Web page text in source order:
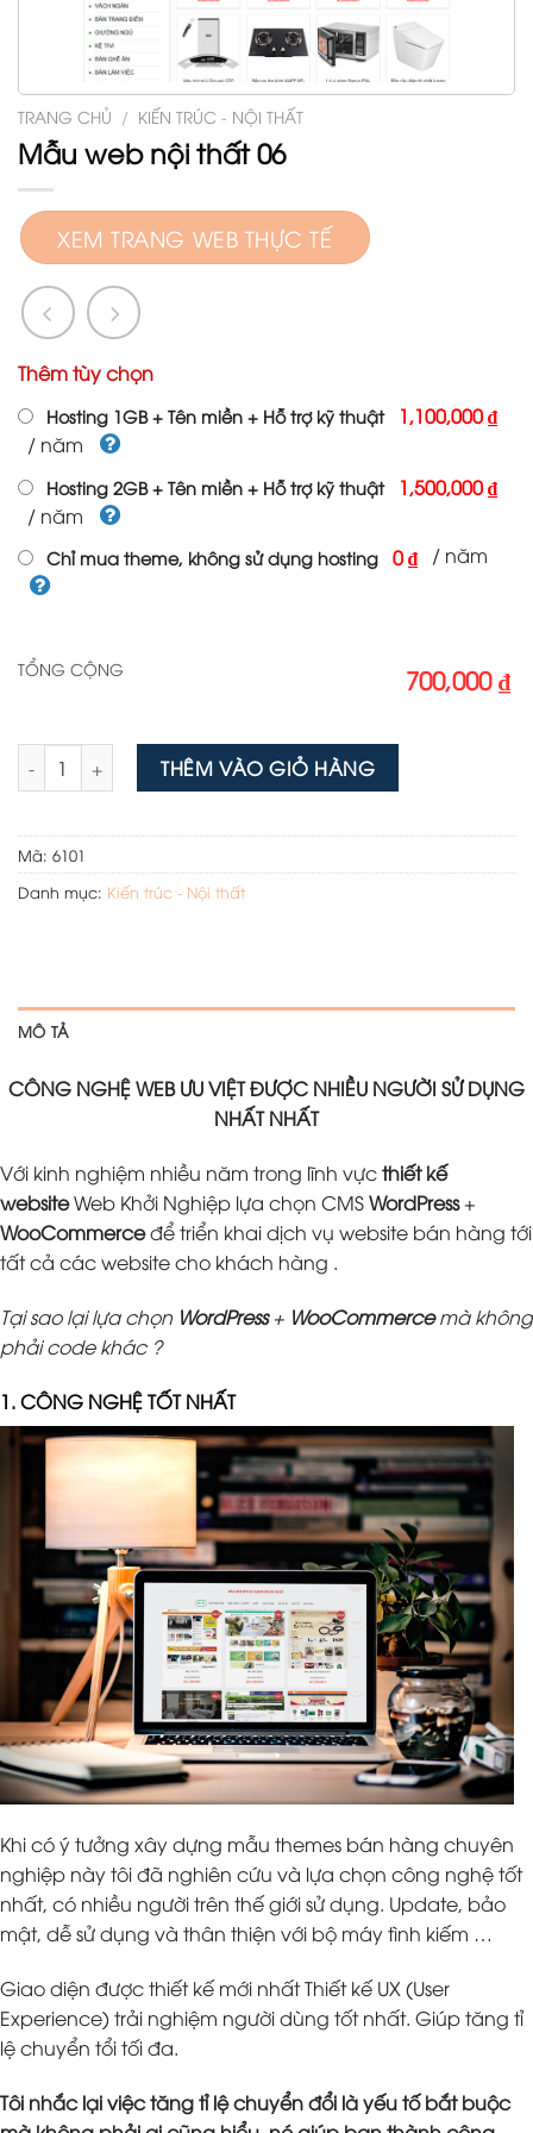
TRANG CHỦ / KIẾN TRÚC - NỘI THẤT
Mẫu web nội thất 06
XEM TRANG WEB THỰC TẾ
Thêm tùy chọn
Hosting 1GB + Tên miền + Hỗ trợ kỹ thuật
1,100,000 ₫
/ năm
Hosting 2GB + Tên miền + Hỗ trợ kỹ thuật
1,500,000 ₫
/ năm
Chỉ mua theme, không sử dụng hosting 0 ₫ / năm
TỔNG CỘNG 700,000 ₫
Mẫu web nội thất 06 số lượngTHÊM VÀO GIỎ HÀNG
Mã: 6101
Danh mục: Kiến trúc - Nội thất
MÔ TẢ
CÔNG NGHỆ WEB ƯU VIỆT ĐƯỢC NHIỀU NGƯỜI SỬ DỤNG
NHẤT NHẤT
Với kinh nghiệm nhiều năm trong lĩnh vựcthiết kế
websiteWeb Khởi Nghiệp lựa chọn CMSWordPress+
WooCommerceđể triển khai dịch vụ website bán hàng tới
tất cả các website cho khách hàng .
Tại sao lại lựa chọn WordPress+ WooCommercemà không
phải code khác ?
1. CÔNG NGHỆ TỐT NHẤT
Khi có ý tưởng xây dựng mẫu themes bán hàng chuyên
nghiệp này tôi đã nghiên cứu và lựa chọn công nghệ tốt
nhất, có nhiều người trên thế giới sử dụng. Update, bảo
mật, dễ sử dụng và thân thiện với bộ máy tình kiếm …
Giao diện được thiết kế mới nhất Thiết kế UX (User
Experience) trải nghiệm người dùng tốt nhất. Giúp tăng tỉ
lệ chuyển tổi tối đa.
Tôi nhắc lại việc tăng tỉ lệ chuyển đổi là yếu tố bắt buộc